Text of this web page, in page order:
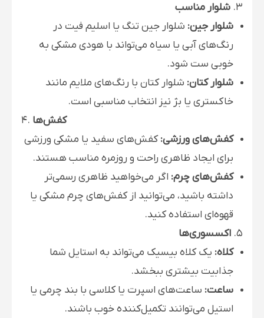
3. شلوار مناسب
شلوار جین: شلوار جین تنگ یا اسلیم فیت در
رنگ‌های آبی یا سیاه می‌تواند با هودی مشکی به
خوبی ست شود.
شلوار کتان: شلوار کتان با رنگ‌های ملایم مانند
خاکستری یا بژ نیز انتخاب مناسبی است.
4. کفش‌ها
کفش‌های ورزشی:کفش‌های سفید یا مشکی ورزشی
برای ایجاد ظاهری راحت و روزمره مناسب هستند.
کفش‌های چرم: اگر می‌خواهید ظاهری رسمی‌تر
داشته باشید، می‌توانید از کفش‌های چرم مشکی یا
قهوه‌ای استفاده کنید.
5. اکسسوری‌ها
کلاه: یک کلاه بیسیک می‌تواند به استایل شما
جذابیت بیشتری ببخشد.
ساعت: ساعت‌های اسپرت یا کلاسی با بند چرمی یا
استیل می‌توانند تکمیل‌کننده خوب باشند.